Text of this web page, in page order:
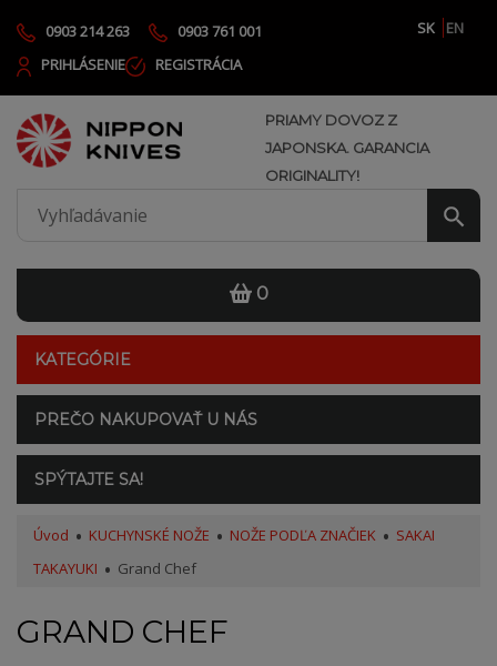
0903 214 263 0903 761 001 SK
EN
PRIHLÁSENIE
REGISTRÁCIA
PRIAMY DOVOZ Z
JAPONSKA. GARANCIA
ORIGINALITY!
0
KATEGÓRIE
PREČO NAKUPOVAŤ U NÁS
SPÝTAJTE SA!
Úvod KUCHYNSKÉ NOŽE NOŽE PODĽA ZNAČIEK
SAKAI
TAKAYUKI
Grand Chef
GRAND CHEF